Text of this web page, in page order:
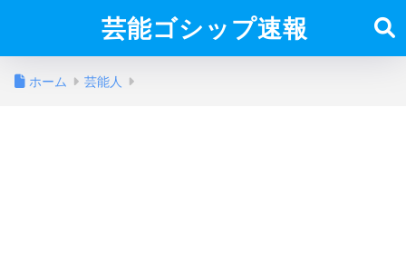
芸能ゴシップ速報
ホーム 芸能人